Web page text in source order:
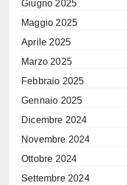
Giugno 2025
Maggio 2025
Aprile 2025
Marzo 2025
Febbraio 2025
Gennaio 2025
Dicembre 2024
Novembre 2024
Ottobre 2024
Settembre 2024